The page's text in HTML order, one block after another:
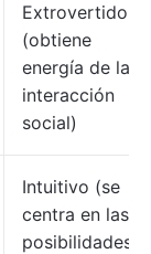
Extrovertido
(obtiene
energía de la
interacción
social)
Intuitivo (se
centra en las
posibilidades